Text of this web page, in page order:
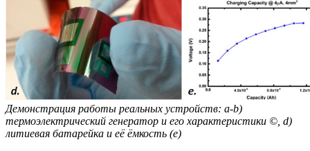
Демонстрация работы реальных устройств: a-b)
термоэлектрический генератор и его характеристики ©, d)
литиевая батарейка и её ёмкость (e)